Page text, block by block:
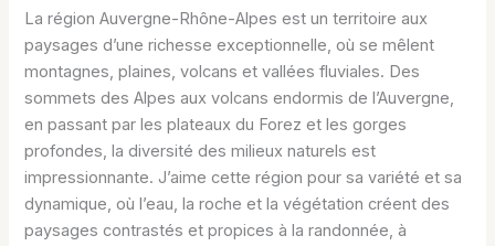
La région Auvergne-Rhône-Alpes est un territoire aux
paysages d’une richesse exceptionnelle, où se mêlent
montagnes, plaines, volcans et vallées fluviales. Des
sommets des Alpes aux volcans endormis de l’Auvergne,
en passant par les plateaux du Forez et les gorges
profondes, la diversité des milieux naturels est
impressionnante. J’aime cette région pour sa variété et sa
dynamique, où l’eau, la roche et la végétation créent des
paysages contrastés et propices à la randonnée, à